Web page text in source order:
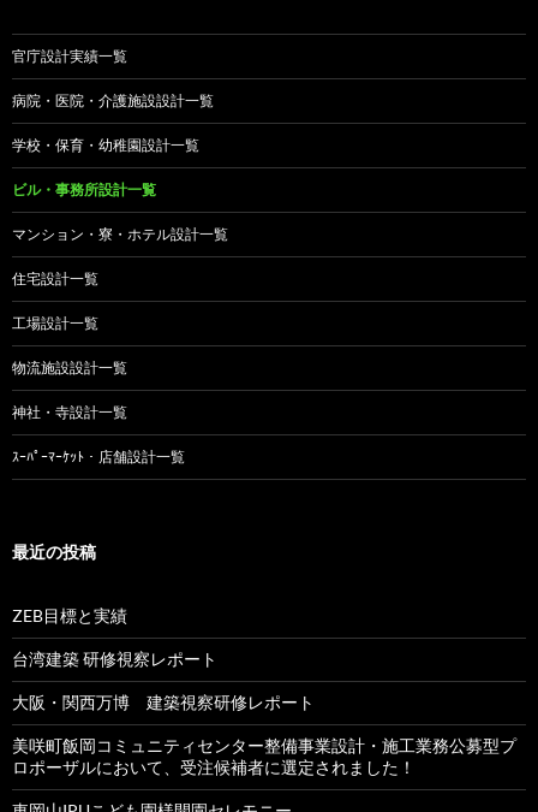
官庁設計実績一覧
病院・医院・介護施設設計一覧
学校・保育・幼稚園設計一覧
ビル・事務所設計一覧
マンション・寮・ホテル設計一覧
住宅設計一覧
工場設計一覧
物流施設設計一覧
神社・寺設計一覧
ｽｰﾊﾟｰﾏｰｹｯﾄ・店舗設計一覧
最近の投稿
ZEB目標と実績
台湾建築 研修視察レポート
大阪・関西万博 建築視察研修レポート
美咲町飯岡コミュニティセンター整備事業設計・施工業務公募型プ
ロポーザルにおいて、受注候補者に選定されました！